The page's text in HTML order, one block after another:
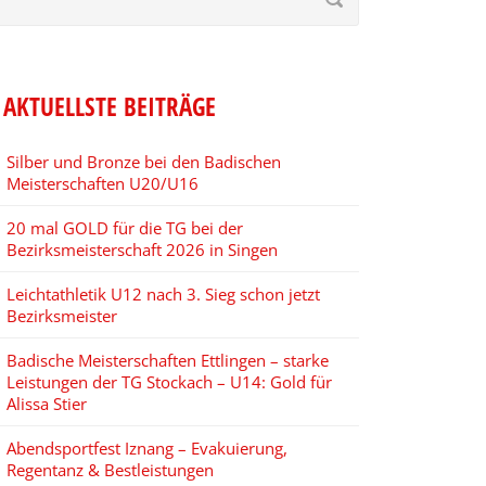
AKTUELLSTE BEITRÄGE
Silber und Bronze bei den Badischen
Meisterschaften U20/U16
20 mal GOLD für die TG bei der
Bezirksmeisterschaft 2026 in Singen
Leichtathletik U12 nach 3. Sieg schon jetzt
Bezirksmeister
Badische Meisterschaften Ettlingen – starke
Leistungen der TG Stockach – U14: Gold für
Alissa Stier
Abendsportfest Iznang – Evakuierung,
Regentanz & Bestleistungen